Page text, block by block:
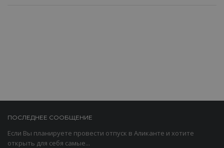
ПОСЛЕДНЕЕ СООБЩЕНИЕ
Если Вы планируете провести отпуск в Аликанте и хотите
открыть для себя самые...